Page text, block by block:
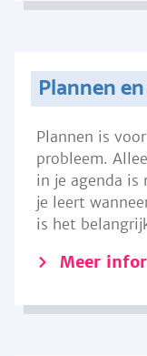
Plannen
Plannen is
probleem.
in je agenda is
je leert
is het
Meer